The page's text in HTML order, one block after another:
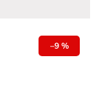
–9 %